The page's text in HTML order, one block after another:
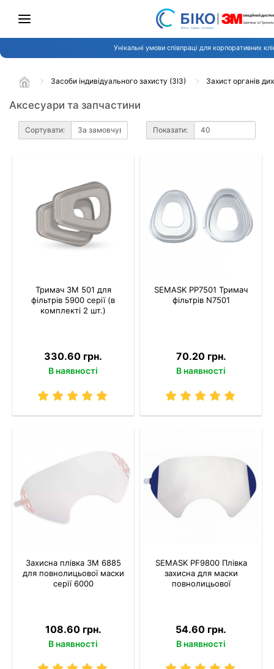
Унікальні умови співпраці для корпоративних
Засоби індивідуального захисту (ЗІЗ) Захист органів
Аксесуари та запчастини
Сортувати: Показати:
Тримач 3M 501 для
фільтрів 5900 серії (в
комплекті 2 шт.)
330.60 грн.
В наявності
SEMASK PP7501 Тримач
фільтрів N7501
70.20 грн.
В наявності
Захисна плівка 3M 6885
для повнолицьової маски
серії 6000
108.60 грн.
В наявності
SEMASK PF9800 Плівка
захисна для маски
повнолицьової
54.60 грн.
В наявності